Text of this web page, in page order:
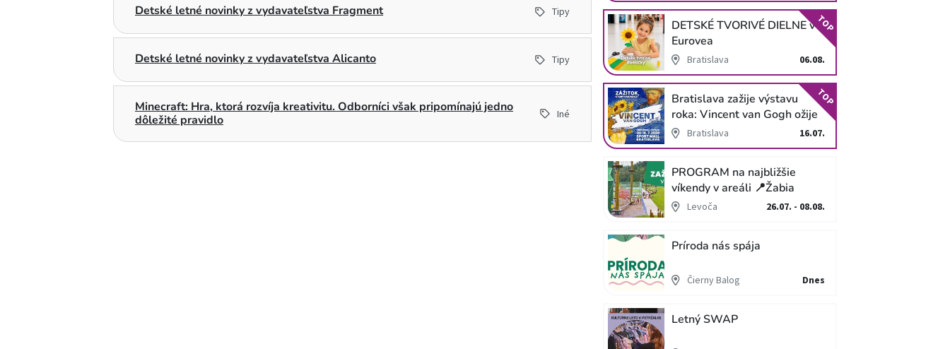
Detské letné novinky z vydavateľstva Fragment Tipy
Detské letné novinky z vydavateľstva Alicanto Tipy
Minecraft: Hra, ktorá rozvíja kreativitu. Odborníci však pripomínajú jedno
dôležité pravidlo
Iné
DETSKÉ TVORIVÉ DIELNE v
Eurovea
Bratislava 06.08.
TOP
Bratislava zažije výstavu
roka: Vincent van Gogh ožije
v unikátnej imerzívnej šou!
Bratislava 16.07.
TOP
PROGRAM na najbližšie
víkendy v areáli 📍Žabia
cestaLevoča 26.07. - 08.08.
Príroda nás spája
Čierny Balog Dnes
Letný SWAP